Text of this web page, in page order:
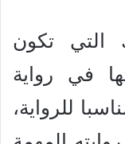
التي تكون
في رواية
للرواية،